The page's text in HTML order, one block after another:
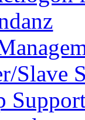
Slave